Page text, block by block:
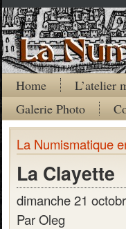
Home L’atelier
Galerie Photo
La Numismatique
La Clayette
dimanche 21
Par Oleg